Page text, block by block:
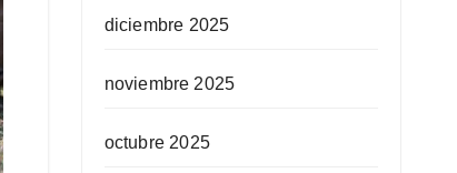
diciembre 2025
noviembre 2025
octubre 2025